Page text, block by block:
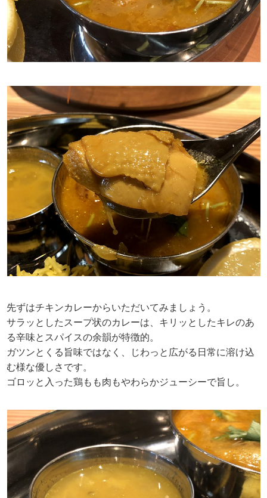
先ずはチキンカレーからいただいてみましょう。
サラッとしたスープ状のカレーは、キリッとしたキレのあ
る辛味とスパイスの余韻が特徴的。
ガツンとくる旨味ではなく、じわっと広がる日常に溶け込
む様な優しさです。
ゴロッと入った鶏もも肉もやわらかジューシーで旨し。